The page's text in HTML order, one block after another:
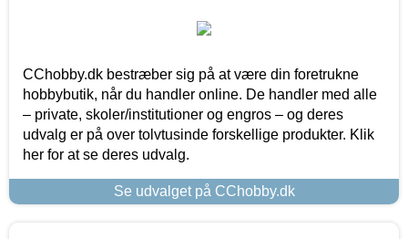
CChobby.dk bestræber sig på at være din foretrukne
hobbybutik, når du handler online. De handler med alle
– private, skoler/institutioner og engros – og deres
udvalg er på over tolvtusinde forskellige produkter. Klik
her for at se deres udvalg.
Se udvalget på CChobby.dk